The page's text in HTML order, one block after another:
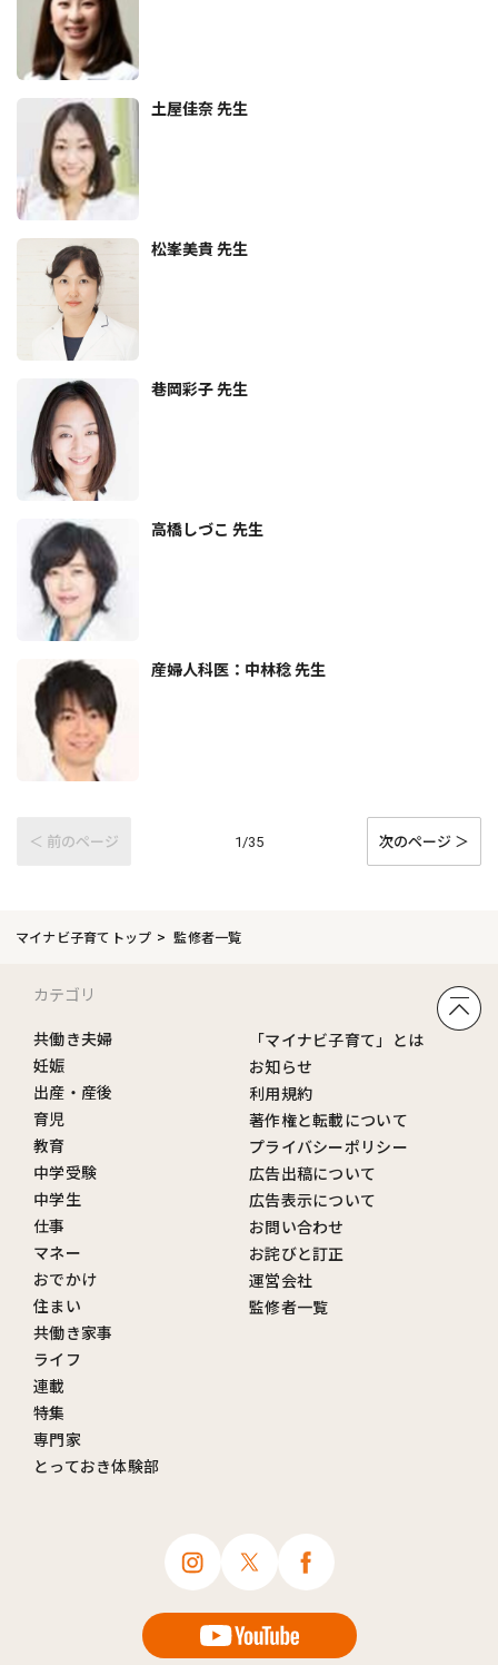
土屋佳奈 先生
松峯美貴 先生
巷岡彩子 先生
高橋しづこ 先生
産婦人科医：中林稔 先生
＜ 前のページ 1/35 次のページ ＞
マイナビ子育てトップ 監修者一覧
カテゴリ
共働き夫婦
妊娠
出産・産後
育児
教育
中学受験
中学生
仕事
マネー
おでかけ
住まい
共働き家事
ライフ
連載
特集
専門家
とっておき体験部
「マイナビ子育て」とは
お知らせ
利用規約
著作権と転載について
プライバシーポリシー
広告出稿について
広告表示について
お問い合わせ
お詫びと訂正
運営会社
監修者一覧